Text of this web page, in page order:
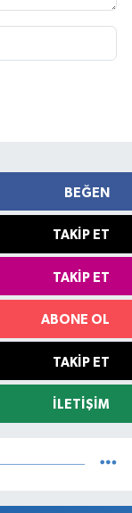
BEĞEN
TAKIP ET
TAKIP ET
ABONE OL
TAKIP ET
İLETIŞIM